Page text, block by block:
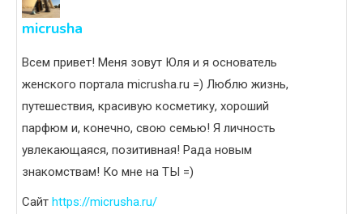
micrusha
Всем привет! Меня зовут Юля и я основатель
женского портала micrusha.ru =) Люблю жизнь,
путешествия, красивую косметику, хороший
парфюм и, конечно, свою семью! Я личность
увлекающаяся, позитивная! Рада новым
знакомствам! Ко мне на ТЫ =)
Сайт https://micrusha.ru/